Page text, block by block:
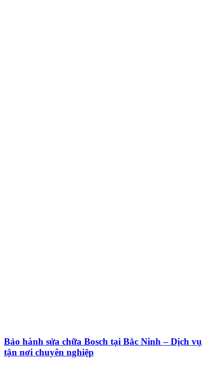
Bảo hành sửa chữa Bosch tại Bắc Ninh – Dịch vụ
tận nơi chuyên nghiệp